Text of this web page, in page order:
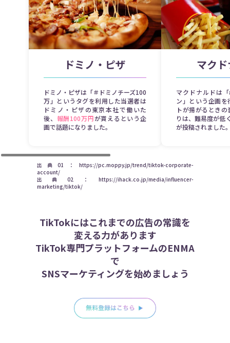
ドミノ・ピザ
ドミノ・ピザは「＃ドミノチーズ100
万」というタグを利用した当選者は
ドミノ・ピザの東京本社で働いた
後、 報酬100万円が貰えるという企
画で話題になりました。
マク
マクドナルドは
ン」という企画
トが揚がるとき
りは、難易度が低
が投稿されました
出典01：https://pc.moppy.jp/trend/tiktok-corporate-
account/
出典02：https://ihack.co.jp/media/influencer-
marketing/tiktok/
TikTokにはこれまでの広告の常識を
変える力があります
TikTok専門プラットフォームのENMA
で
SNSマーケティングを始めましょう